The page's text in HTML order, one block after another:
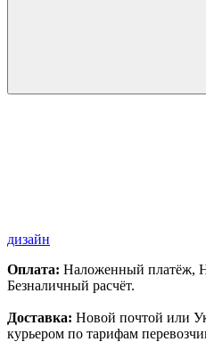
дизайн
Оплата: Наложенный платёж,
Безналичный расчёт.
Доставка: Новой почтой или
курьером по тарифам